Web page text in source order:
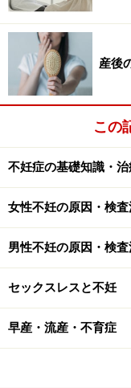
自律神経の乱
由
人間のカラダは、
ち、それを絶妙な
ることで健康を保
ルや食生活の激変
システムが崩れる
それにより妊娠し
因不明な不妊の多
とで起こると考えら
このような場合、
のシステムを総合
産後
この
不妊症の基礎知識・
女性不妊の原因・検査
男性不妊の原因・検
セックスレスと不妊
早産・流産・不育症